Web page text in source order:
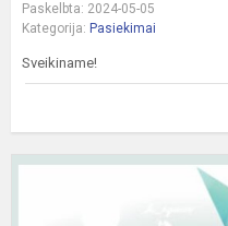
Paskelbta: 2024-05-05
Kategorija: Pasiekimai
Sveikiname!